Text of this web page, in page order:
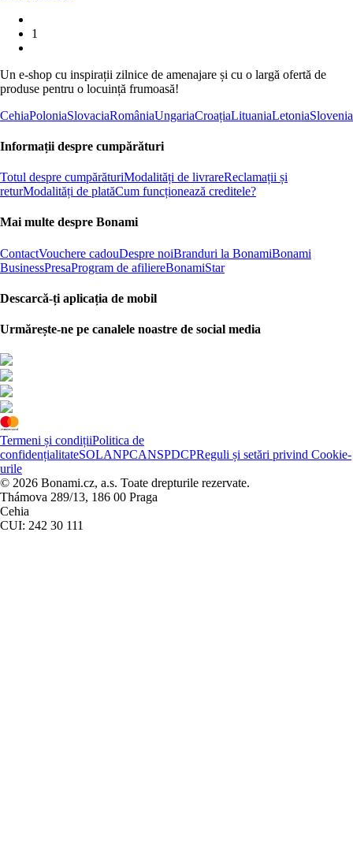
1
Un e-shop cu inspirații zilnice de amenajare și cu o largă ofertă de
produse pentru o locuință frumoasă!
CehiaPoloniaSlovaciaRomâniaUngariaCroațiaLituaniaLetoniaSlovenia
Informații despre cumpărături
Totul despre cumpărăturiModalități de livrareReclamații și
returModalități de platăCum funcționează creditele?
Mai multe despre Bonami
ContactVouchere cadouDespre noiBranduri la BonamiBonami
BusinessPresaProgram de afiliereBonamiStar
Descarcă-ți aplicația de mobil
Urmărește-ne pe canalele noastre de social media
Termeni și condițiiPolitica de
confidențialitateSOLANPCANSPDCPReguli și setări privind Cookie-
urile
© 2026 Bonami.cz, a.s. Toate drepturile rezervate.
Thámova 289/13, 186 00 Praga
Cehia
CUI: 242 30 111